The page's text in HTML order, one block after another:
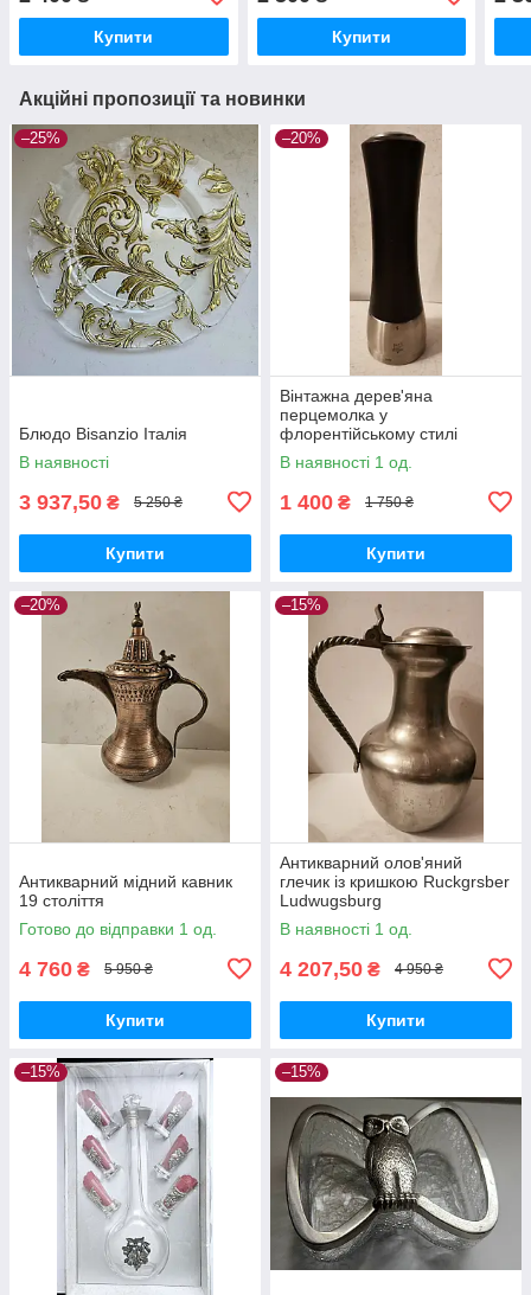
Купити Купити
Акційні пропозиції та новинки
–25%
Блюдо Bisanzio Італія
В наявності
3 937,50 ₴ 5 250 ₴
Купити
–20%
Вінтажна дерев'яна
перцемолка у
флорентійському стилі
В наявності 1 од.
1 400 ₴ 1 750 ₴
Купити
–20%
Антикварний мідний кавник
19 століття
Готово до відправки 1 од.
4 760 ₴ 5 950 ₴
Купити
–15%
Антикварний олов'яний
глечик із кришкою Ruckgrsber
Ludwugsburg
В наявності 1 од.
4 207,50 ₴ 4 950 ₴
Купити
–15% –15%